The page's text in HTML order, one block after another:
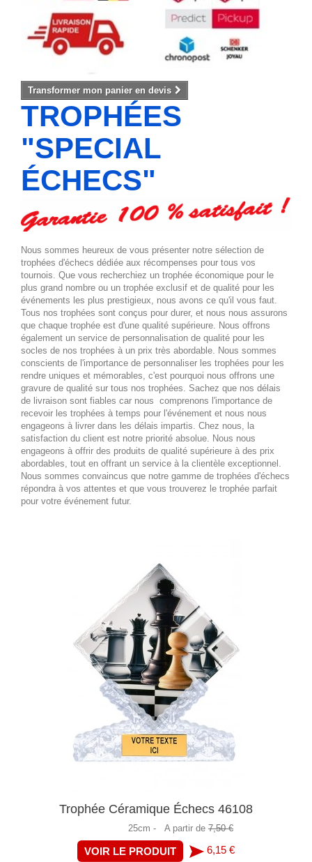
Transformer mon panier en devis
TROPHÉES
"SPECIAL
ÉCHECS"
Nous sommes heureux de vous présenter notre sélection de
trophées d'échecs dédiée aux récompenses pour tous vos
tournois. Que vous recherchiez un trophée économique pour le
plus grand nombre ou un trophée exclusif et de qualité pour les
événements les plus prestigieux, nous avons ce qu'il vous faut.
Tous nos trophées sont conçus pour durer, et nous nous assurons
que chaque trophée est d'une qualité supérieure. Nous offrons
également un service de personnalisation de qualité pour les
socles de nos trophées à un prix très abordable. Nous sommes
conscients de l'importance de personnaliser les trophées pour les
rendre uniques et mémorables, c'est pourquoi nous offrons une
gravure de qualité sur tous nos trophées. Sachez que nos délais
de livraison sont fiables car nous comprenons l'importance de
recevoir les trophées à temps pour l'événement et nous nous
engageons à livrer dans les délais impartis. Chez nous, la
satisfaction du client est notre priorité absolue. Nous nous
engageons à offrir des produits de qualité supérieure à des prix
abordables, tout en offrant un service à la clientèle exceptionnel.
Nous sommes convaincus que notre gamme de trophées d'échecs
répondra à vos attentes et que vous trouverez le trophée parfait
pour votre événement futur.
Trophée Céramique Échecs 46108
25cm - A partir de 7,50 €
VOIR LE PRODUIT 6,15 €